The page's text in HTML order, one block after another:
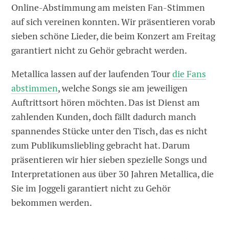
Online-Abstimmung am meisten Fan-Stimmen
auf sich vereinen konnten. Wir präsentieren vorab
sieben schöne Lieder, die beim Konzert am Freitag
garantiert nicht zu Gehör gebracht werden.
Metallica lassen auf der laufenden Tourdie Fans
abstimmen, welche Songs sie am jeweiligen
Auftrittsort hören möchten. Das ist Dienst am
zahlenden Kunden, doch fällt dadurch manch
spannendes Stücke unter den Tisch, das es nicht
zum Publikumsliebling gebracht hat. Darum
präsentieren wir hier sieben spezielle Songs und
Interpretationen aus über 30 Jahren Metallica, die
Sie im Joggeli garantiert nicht zu Gehör
bekommen werden.